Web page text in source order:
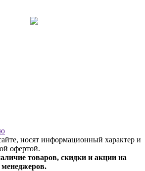
носят информационный характер и
офертой.
товаров, скидки и акции на